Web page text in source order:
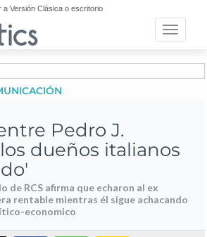
a Versión Clásica o escritorio
Toggle
Pedro J.
dueños italianos
de RCS afirma que echaron al ex
rentable mientras él sigue achacando
economico